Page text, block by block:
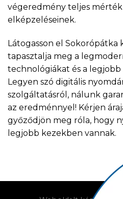
végeredmény teljes
elképzeléseinek.
Látogasson el Sokorópátka
tapasztalja meg a
technológiákat és a
Legyen szó digitális
szolgáltatásról, nálunk
az eredménnyel! Kérjen
győződjön meg róla, hogy
legjobb kezekben vannak.